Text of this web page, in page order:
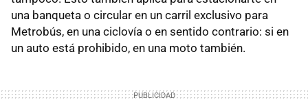
una banqueta o circular en un carril exclusivo para
Metrobús, en una ciclovía o en sentido contrario: si en
un auto está prohibido, en una moto también.